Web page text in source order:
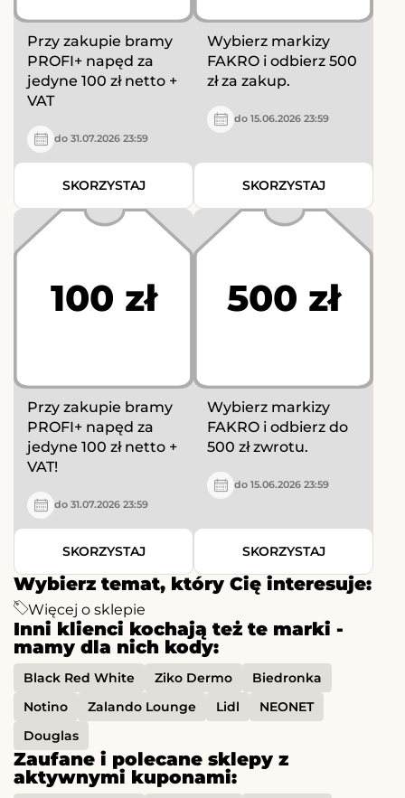
Wybierz temat, który Cię interesuje:
Więcej o sklepie
Inni klienci kochają też te marki -
mamy dla nich kody:
Black Red White Ziko Dermo
Biedronka
Notino
Zalando Lounge Lidl
NEONET
Douglas
Zaufane i polecane sklepy z
aktywnymi kuponami:
Przy zakupie bramy
PROFI+ napęd za
jedyne 100 zł netto +
VAT
do 31.07.2026 23:59
SKORZYSTAJ
Wybierz markizy
FAKRO i odbierz 500
zł za zakup.
do 15.06.2026 23:59
SKORZYSTAJ
100 zł
Przy zakupie bramy
PROFI+ napęd za
jedyne 100 zł netto +
VAT!
do 31.07.2026 23:59
SKORZYSTAJ
500 zł
Wybierz markizy
FAKRO i odbierz do
500 zł zwrotu.
do 15.06.2026 23:59
SKORZYSTAJ